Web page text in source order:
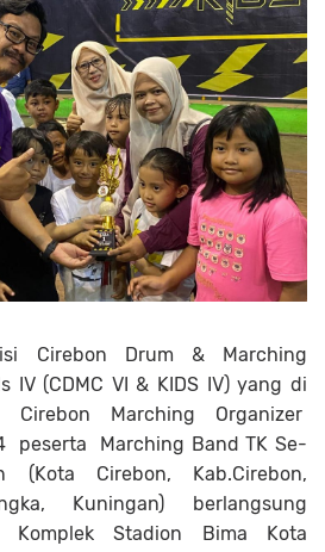
Cirebon Drum & Marching
IV (CDMC VI & KIDS IV) yang di
Cirebon Marching Organizer
peserta Marching Band TK Se-
(Kota Cirebon, Kab.Cirebon,
Kuningan) berlangsung
Komplek Stadion Bima Kota